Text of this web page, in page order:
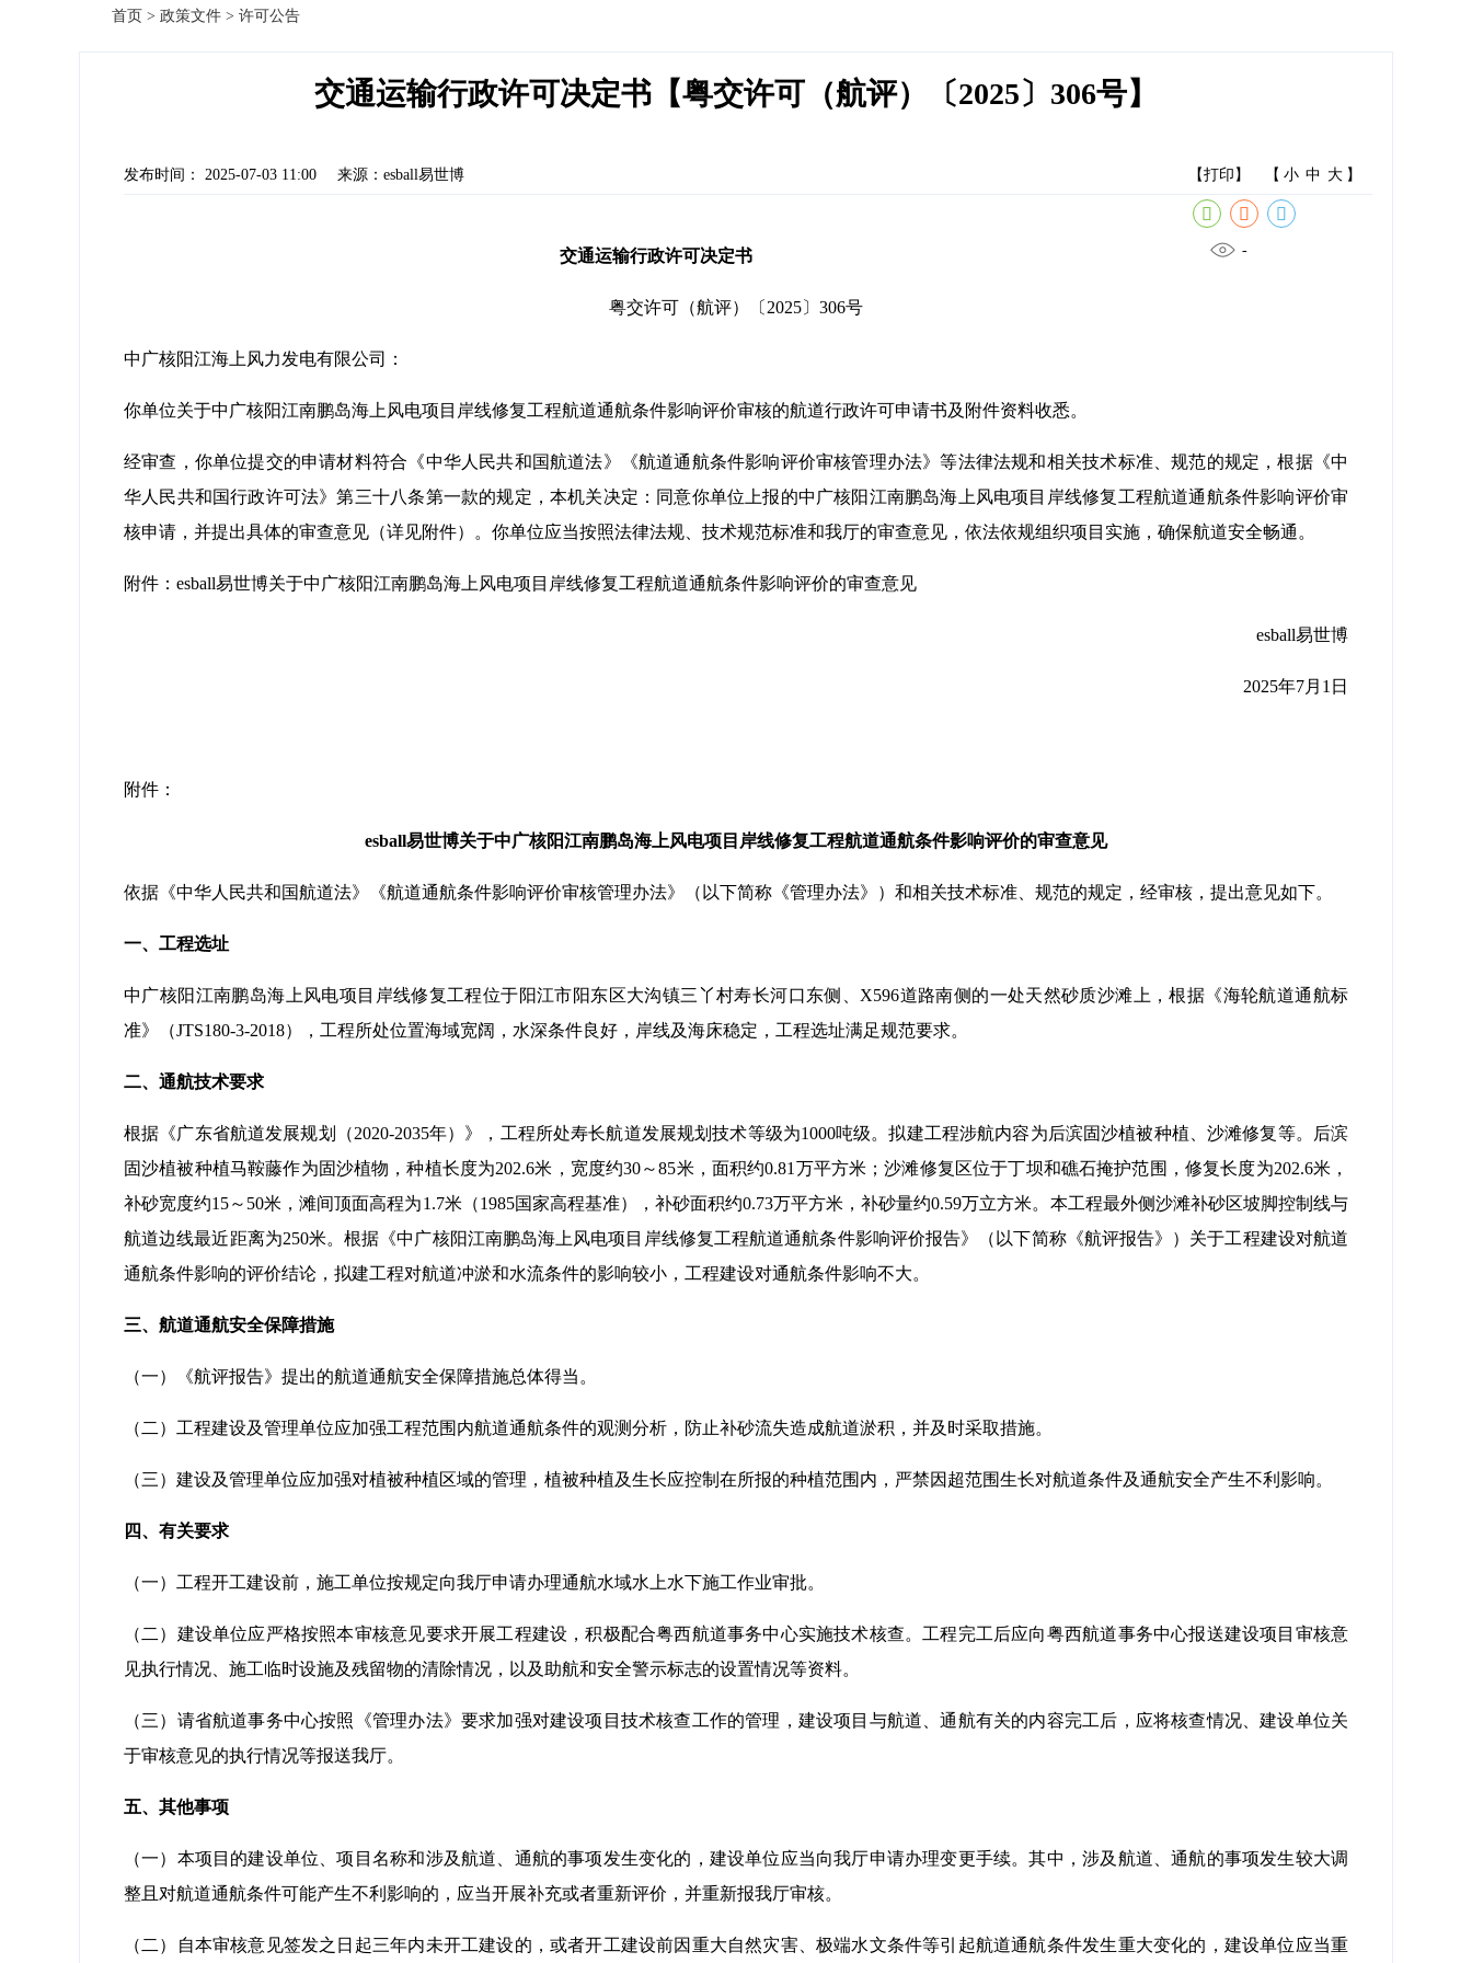
首页 > 政策文件 > 许可公告
交通运输行政许可决定书【粤交许可（航评）〔2025〕306号】
发布时间： 2025-07-03 11:00 来源：esball易世博 【打印】 【 小 中 大 】
-
交通运输行政许可决定书
粤交许可（航评）〔2025〕306号
中广核阳江海上风力发电有限公司：
你单位关于中广核阳江南鹏岛海上风电项目岸线修复工程航道通航条件影响评价审核的航道行政许可申请书及附件资料收悉。
经审查，你单位提交的申请材料符合《中华人民共和国航道法》《航道通航条件影响评价审核管理办法》等法律法规和相关技术标准、规范的规定，根据《中
华人民共和国行政许可法》第三十八条第一款的规定，本机关决定：同意你单位上报的中广核阳江南鹏岛海上风电项目岸线修复工程航道通航条件影响评价审
核申请，并提出具体的审查意见（详见附件）。你单位应当按照法律法规、技术规范标准和我厅的审查意见，依法依规组织项目实施，确保航道安全畅通。
附件：esball易世博关于中广核阳江南鹏岛海上风电项目岸线修复工程航道通航条件影响评价的审查意见
esball易世博
2025年7月1日
附件：
esball易世博关于中广核阳江南鹏岛海上风电项目岸线修复工程航道通航条件影响评价的审查意见
依据《中华人民共和国航道法》《航道通航条件影响评价审核管理办法》（以下简称《管理办法》）和相关技术标准、规范的规定，经审核，提出意见如下。
一、工程选址
中广核阳江南鹏岛海上风电项目岸线修复工程位于阳江市阳东区大沟镇三丫村寿长河口东侧、X596道路南侧的一处天然砂质沙滩上，根据《海轮航道通航标
准》（JTS180-3-2018），工程所处位置海域宽阔，水深条件良好，岸线及海床稳定，工程选址满足规范要求。
二、通航技术要求
根据《广东省航道发展规划（2020-2035年）》，工程所处寿长航道发展规划技术等级为1000吨级。拟建工程涉航内容为后滨固沙植被种植、沙滩修复等。后滨
固沙植被种植马鞍藤作为固沙植物，种植长度为202.6米，宽度约30～85米，面积约0.81万平方米；沙滩修复区位于丁坝和礁石掩护范围，修复长度为202.6米，
补砂宽度约15～50米，滩间顶面高程为1.7米（1985国家高程基准），补砂面积约0.73万平方米，补砂量约0.59万立方米。本工程最外侧沙滩补砂区坡脚控制线与
航道边线最近距离为250米。根据《中广核阳江南鹏岛海上风电项目岸线修复工程航道通航条件影响评价报告》（以下简称《航评报告》）关于工程建设对航道
通航条件影响的评价结论，拟建工程对航道冲淤和水流条件的影响较小，工程建设对通航条件影响不大。
三、航道通航安全保障措施
（一）《航评报告》提出的航道通航安全保障措施总体得当。
（二）工程建设及管理单位应加强工程范围内航道通航条件的观测分析，防止补砂流失造成航道淤积，并及时采取措施。
（三）建设及管理单位应加强对植被种植区域的管理，植被种植及生长应控制在所报的种植范围内，严禁因超范围生长对航道条件及通航安全产生不利影响。
四、有关要求
（一）工程开工建设前，施工单位按规定向我厅申请办理通航水域水上水下施工作业审批。
（二）建设单位应严格按照本审核意见要求开展工程建设，积极配合粤西航道事务中心实施技术核查。工程完工后应向粤西航道事务中心报送建设项目审核意
见执行情况、施工临时设施及残留物的清除情况，以及助航和安全警示标志的设置情况等资料。
（三）请省航道事务中心按照《管理办法》要求加强对建设项目技术核查工作的管理，建设项目与航道、通航有关的内容完工后，应将核查情况、建设单位关
于审核意见的执行情况等报送我厅。
五、其他事项
（一）本项目的建设单位、项目名称和涉及航道、通航的事项发生变化的，建设单位应当向我厅申请办理变更手续。其中，涉及航道、通航的事项发生较大调
整且对航道通航条件可能产生不利影响的，应当开展补充或者重新评价，并重新报我厅审核。
（二）自本审核意见签发之日起三年内未开工建设的，或者开工建设前因重大自然灾害、极端水文条件等引起航道通航条件发生重大变化的，建设单位应当重